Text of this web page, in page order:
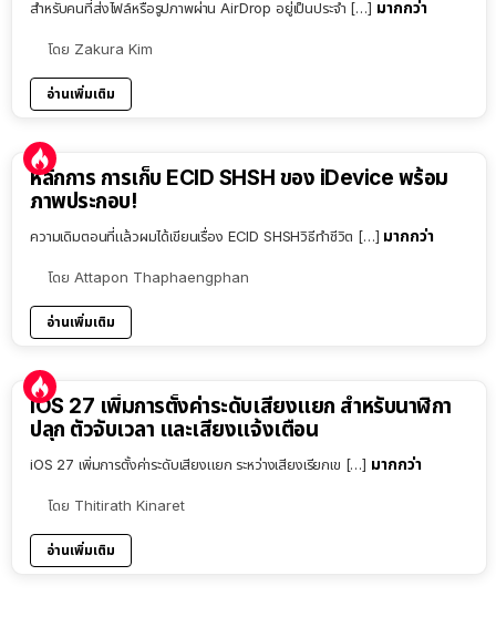
สำหรับคนที่ส่งไฟล์หรือรูปภาพผ่าน AirDrop อยู่เป็นประจำ […] มากกว่า
โดย Zakura Kim
อ่านเพิ่มเติม
หลักการ การเก็บ ECID SHSH ของ iDevice พร้อม
ภาพประกอบ!
ความเดิมตอนที่แล้วผมได้เขียนเรื่อง ECID SHSHวิธีทำชีวิต […] มากกว่า
โดย Attapon Thaphaengphan
อ่านเพิ่มเติม
iOS 27 เพิ่มการตั้งค่าระดับเสียงแยก สำหรับนาฬิกา
ปลุก ตัวจับเวลา และเสียงแจ้งเตือน
iOS 27 เพิ่มการตั้งค่าระดับเสียงแยก ระหว่างเสียงเรียกเข […] มากกว่า
โดย Thitirath Kinaret
อ่านเพิ่มเติม